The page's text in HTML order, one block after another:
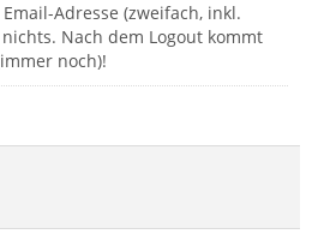
Adresse (zweifach, inkl.
Nach dem Logout kommt
noch)!